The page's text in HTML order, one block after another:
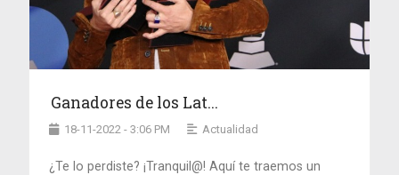
Ganadores de los Lat...
18-11-2022 - 3:06 PM Actualidad
¿Te lo perdiste? ¡Tranquil@! Aquí te traemos un